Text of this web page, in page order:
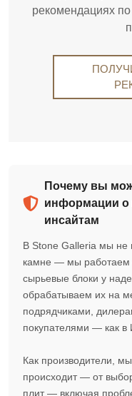
рекомендациях по
Почему вы
информации о
инсайтам
В Stone Galleria мы не
камне — мы работаем
сырьевые блоки у
обрабатываем их на
подрядчиками,
покупателями — как в
Как производители,
происходит — от
плит — включая